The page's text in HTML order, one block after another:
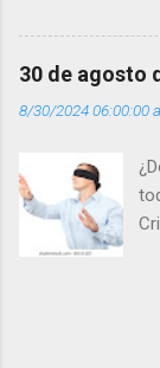
30 de agosto
8/30/2024 06:00:00